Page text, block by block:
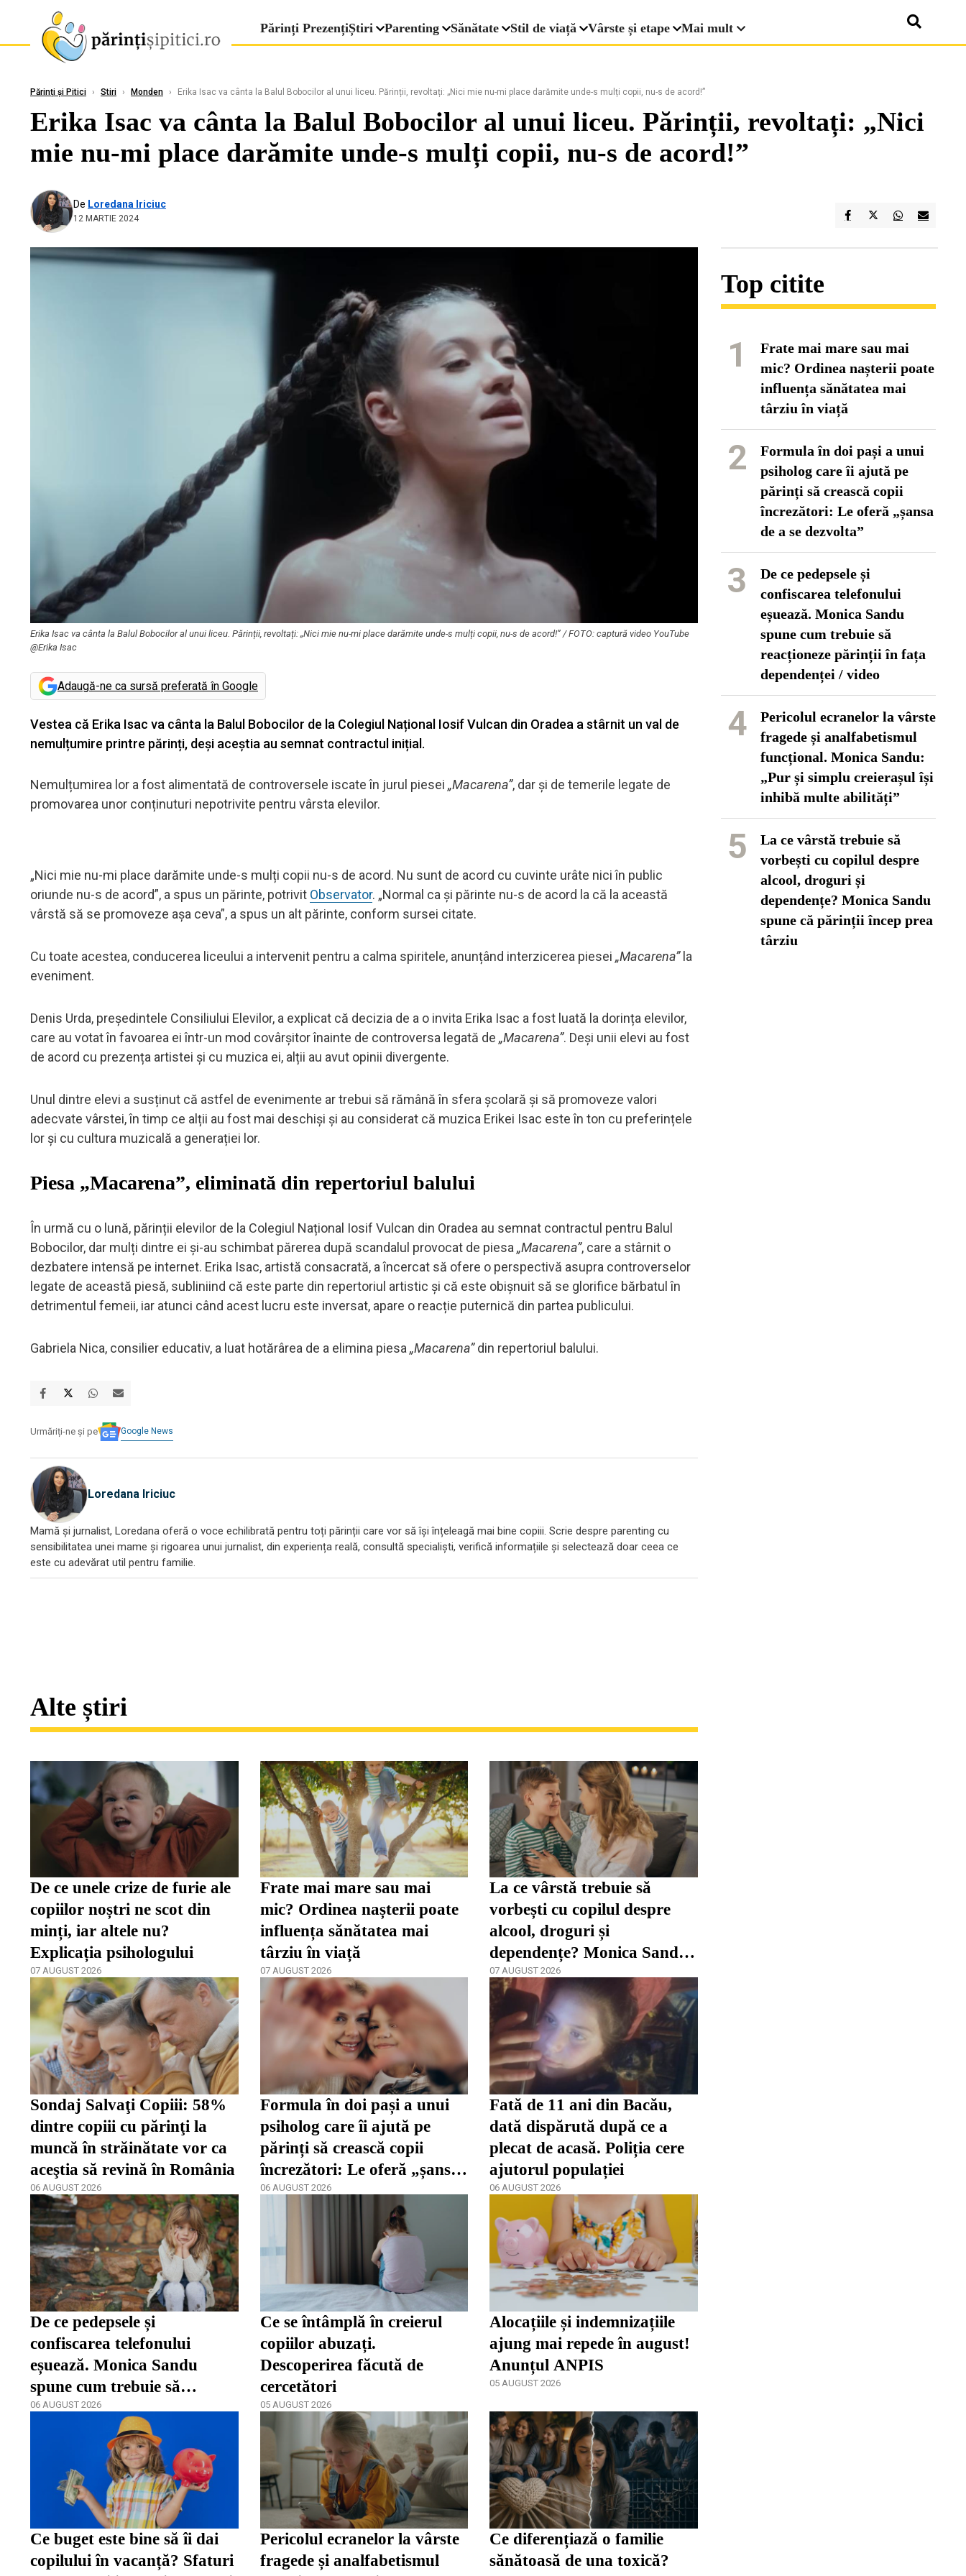
Părinți PrezențiȘtiri Parenting Sănătate Stil de viață Vârste și etape Mai mult
Părinți și Pitici › Stiri › Monden › Erika Isac va cânta la Balul Bobocilor al unui liceu. Părinții, revoltați: „Nici mie nu-mi place darămite unde-s mulți copii, nu-s de acord!”
Erika Isac va cânta la Balul Bobocilor al unui liceu. Părinții, revoltați: „Nici
mie nu-mi place darămite unde-s mulți copii, nu-s de acord!”
De Loredana Iriciuc
12 MARTIE 2024
Erika Isac va cânta la Balul Bobocilor al unui liceu. Părinții, revoltați: „Nici mie nu-mi place darămite unde-s mulți copii, nu-s de acord!” / FOTO: captură video YouTube
@Erika Isac
Adaugă-ne ca sursă preferată în Google
Vestea că Erika Isac va cânta la Balul Bobocilor de la Colegiul Național Iosif Vulcan din Oradea a stârnit un val de
nemulțumire printre părinți, deși aceștia au semnat contractul inițial.
Nemulțumirea lor a fost alimentată de controversele iscate în jurul piesei „Macarena”, dar și de temerile legate de
promovarea unor conținuturi nepotrivite pentru vârsta elevilor.
„Nici mie nu-mi place darămite unde-s mulți copii nu-s de acord. Nu sunt de acord cu cuvinte urâte nici în public
oriunde nu-s de acord”, a spus un părinte, potrivit Observator. „Normal ca și părinte nu-s de acord la că la această
vârstă să se promoveze așa ceva”, a spus un alt părinte, conform sursei citate.
Cu toate acestea, conducerea liceului a intervenit pentru a calma spiritele, anunțând interzicerea piesei „Macarena”la
eveniment.
Denis Urda, președintele Consiliului Elevilor, a explicat că decizia de a o invita Erika Isac a fost luată la dorința elevilor,
care au votat în favoarea ei într-un mod covârșitor înainte de controversa legată de „Macarena”. Deși unii elevi au fost
de acord cu prezența artistei și cu muzica ei, alții au avut opinii divergente.
Unul dintre elevi a susținut că astfel de evenimente ar trebui să rămână în sfera școlară și să promoveze valori
adecvate vârstei, în timp ce alții au fost mai deschiși și au considerat că muzica Erikei Isac este în ton cu preferințele
lor și cu cultura muzicală a generației lor.
Piesa „Macarena”, eliminată din repertoriul balului
În urmă cu o lună, părinții elevilor de la Colegiul Național Iosif Vulcan din Oradea au semnat contractul pentru Balul
Bobocilor, dar mulți dintre ei și-au schimbat părerea după scandalul provocat de piesa „Macarena”, care a stârnit o
dezbatere intensă pe internet. Erika Isac, artistă consacrată, a încercat să ofere o perspectivă asupra controverselor
legate de această piesă, subliniind că este parte din repertoriul artistic și că este obișnuit să se glorifice bărbatul în
detrimentul femeii, iar atunci când acest lucru este inversat, apare o reacție puternică din partea publicului.
Gabriela Nica, consilier educativ, a luat hotărârea de a elimina piesa „Macarena”din repertoriul balului.
Urmăriți-ne și pe Google News
Loredana Iriciuc
Mamă și jurnalist, Loredana oferă o voce echilibrată pentru toți părinții care vor să își înțeleagă mai bine copiii. Scrie despre parenting cu
sensibilitatea unei mame și rigoarea unui jurnalist, din experiența reală, consultă specialiști, verifică informațiile și selectează doar ceea ce
este cu adevărat util pentru familie.
Alte știri
De ce unele crize de furie ale
copiilor noștri ne scot din
minți, iar altele nu?
Explicația psihologului
07 AUGUST 2026
Frate mai mare sau mai
mic? Ordinea nașterii poate
influența sănătatea mai
târziu în viață
07 AUGUST 2026
La ce vârstă trebuie să
vorbești cu copilul despre
alcool, droguri și
dependențe? Monica Sandu
spune că părinții încep prea
târziu
07 AUGUST 2026
Sondaj Salvaţi Copiii: 58%
dintre copiii cu părinţi la
muncă în străinătate vor ca
aceştia să revină în România
06 AUGUST 2026
Formula în doi pași a unui
psiholog care îi ajută pe
părinți să crească copii
încrezători: Le oferă „șansa
de a se dezvolta”
06 AUGUST 2026
Fată de 11 ani din Bacău,
dată dispărută după ce a
plecat de acasă. Poliția cere
ajutorul populației
06 AUGUST 2026
De ce pedepsele și
confiscarea telefonului
eșuează. Monica Sandu
spune cum trebuie să
reacționeze părinții în fața
dependenței / video
06 AUGUST 2026
Ce se întâmplă în creierul
copiilor abuzați.
Descoperirea făcută de
cercetători
05 AUGUST 2026
Alocațiile și indemnizațiile
ajung mai repede în august!
Anunțul ANPIS
05 AUGUST 2026
Ce buget este bine să îi dai
copilului în vacanță? Sfaturi
Pericolul ecranelor la vârste
fragede și analfabetismul
Ce diferențiază o familie
sănătoasă de una toxică?
Top citite
1
Frate mai mare sau mai
mic? Ordinea nașterii poate
influența sănătatea mai
târziu în viață
2
Formula în doi pași a unui
psiholog care îi ajută pe
părinți să crească copii
încrezători: Le oferă „șansa
de a se dezvolta”
3
De ce pedepsele și
confiscarea telefonului
eșuează. Monica Sandu
spune cum trebuie să
reacționeze părinții în fața
dependenței / video
4
Pericolul ecranelor la vârste
fragede și analfabetismul
funcțional. Monica Sandu:
„Pur și simplu creierașul își
inhibă multe abilități”
5
La ce vârstă trebuie să
vorbești cu copilul despre
alcool, droguri și
dependențe? Monica Sandu
spune că părinții încep prea
târziu